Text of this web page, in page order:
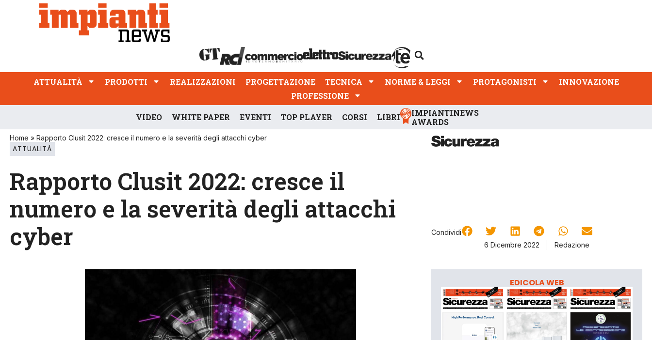
ATTUALITÀ PRODOTTI REALIZZAZIONI
PROFESSIONE
ATTUALITÀ PRODOTTI REALIZZAZIONI PROGETTAZIONE TECNICA NORME & LEGGI PROTAGONISTI
INNOVAZIONE
PROFESSIONE
VIDEO WHITE PAPER EVENTI TOP PLAYER CORSI LIBRI
IMPIANTINEWS
AWARDS
Home » Rapporto Clusit 2022: cresce il numero e la severità degli attacchi cyber
ATTUALITÀ
Rapporto Clusit 2022: cresce il
numero e la severità degli attacchi
cyber
Condividi
6 Dicembre 2022
Redazione
EDICOLA WEB